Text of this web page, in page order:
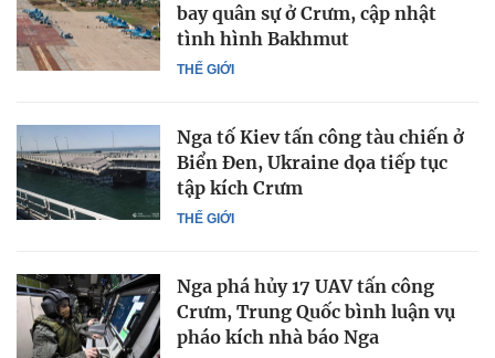
THẾ GIỚI
bay quân sự ở Crưm, cập nhật
tình hình Bakhmut
THẾ GIỚI
Nga tố Kiev tấn công tàu chiến ở
Biển Đen, Ukraine dọa tiếp tục
tập kích Crưm
Nga phá hủy 17 UAV tấn công
Crưm, Trung Quốc bình luận vụ
pháo kích nhà báo Nga